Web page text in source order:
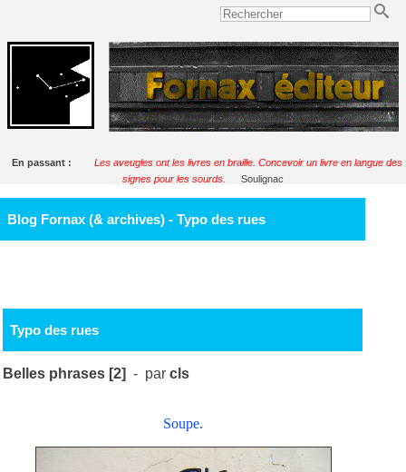
En passant :
Les aveugles ont les livres en braille. Concevoir un livre en langue des
signes pour les sourds.
Soulignac
Blog Fornax (& archives) - Typo des rues
Typo des rues
Belles phrases [2] - parcls
Soupe.